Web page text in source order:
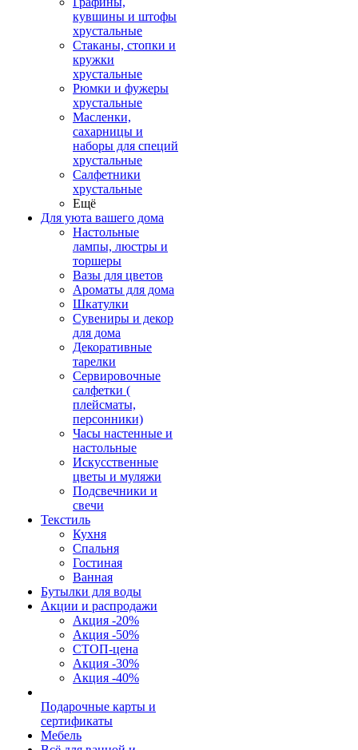
кувшины и штофы
хрустальные
Стаканы, стопки и
кружки
хрустальные
Рюмки и фужеры
хрустальные
Масленки,
сахарницы и
наборы для специй
хрустальные
Салфетники
хрустальные
Ещё
Для уюта вашего дома
Настольные
лампы, люстры и
торшеры
Вазы для цветов
Ароматы для дома
Шкатулки
Сувениры и декор
для дома
Декоративные
тарелки
Сервировочные
салфетки (
плейсматы,
персонники)
Часы настенные и
настольные
Искусственные
цветы и муляжи
Подсвечники и
свечи
Текстиль
Кухня
Спальня
Гостиная
Ванная
Бутылки для воды
Акции и распродажи
Акция -20%
Акция -50%
СТОП-цена
Акция -30%
Акция -40%
Подарочные карты и
сертификаты
Мебель